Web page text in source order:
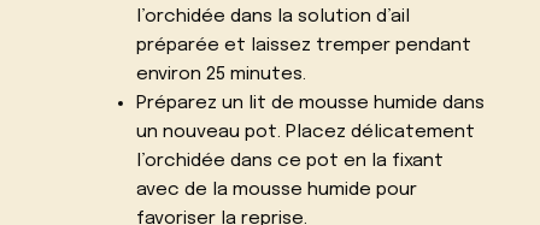
l’orchidée dans la solution d’ail
préparée et laissez tremper pendant
environ 25 minutes.
Préparez un lit de mousse humide dans
un nouveau pot. Placez délicatement
l’orchidée dans ce pot en la fixant
avec de la mousse humide pour
favoriser la reprise.